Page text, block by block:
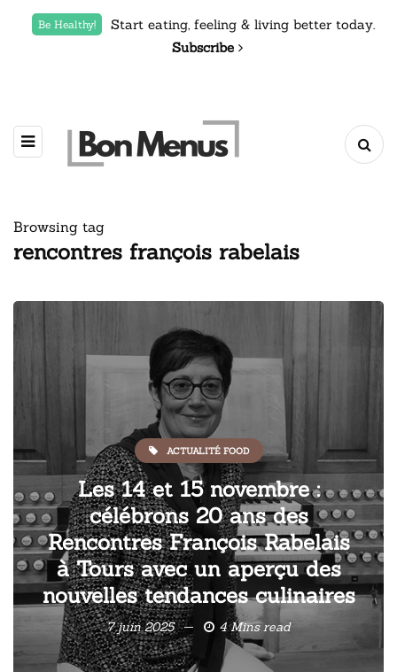
Be Healthy!
Start eating, feeling & living better today.
Subscribe
Browsing tag
rencontres françois rabelais
ACTUALITÉ FOOD
Les 14 et 15 novembre :
célébrons 20 ans des
Rencontres François Rabelais
à Tours avec un aperçu des
nouvelles tendances culinaires
7 juin 2025 4 Mins read